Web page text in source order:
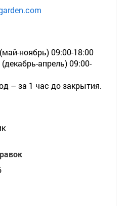
ноябрь) 09:00-18:00
апрель) 09:00-
– за 1 час до закрытия.